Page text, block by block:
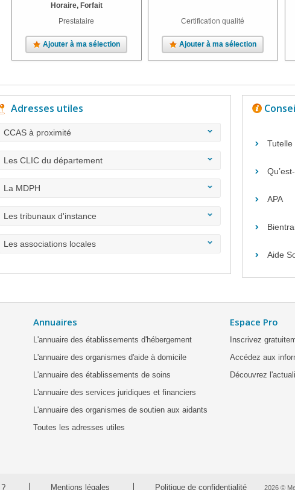
Horaire, Forfait
Prestataire
Ajouter à ma sélection
Certification qualité
Ajouter à ma sélection
Adresses utiles
CCAS à proximité
Les CLIC du département
La MDPH
Les tribunaux d'instance
Les associations locales
Tutelle
APA
Aide
Annuaires
L'annuaire des établissements d'hébergement
L'annuaire des organismes d'aide à domicile
L'annuaire des établissements de soins
L'annuaire des services juridiques et financiers
L'annuaire des organismes de soutien aux aidants
Toutes les adresses utiles
Espace Pro
Inscrivez
Accédez aux
Découvrez
Mentions légales Politique de confidentialité 2026 ©